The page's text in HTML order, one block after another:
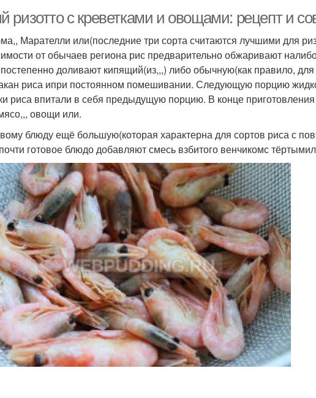
ризотто с креветками и овощами: рецепт и
Марателли или(последние три сорта считаются лучшими для
от обычаев региона рис предварительно обжаривают
доливают кипящий(из,,,) либо обычную(как правило, для
риса ипри постоянном помешивании. Следующую порцию
риса впитали в себя предыдущую порцию. В конце
овощи или.
блюду ещё большую(которая характерна для сортов риса с
готовое блюдо добавляют смесь взбитого венчикомс